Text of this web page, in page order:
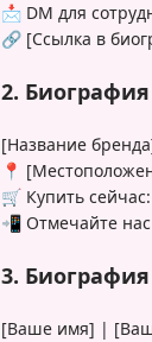
📩 DM для
🔗 [Ссылка в
2.
[Название
📍
🛒 Купить
📲 Отмечайте
3.
[Ваше имя] |